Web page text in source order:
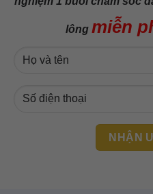
lông miễn